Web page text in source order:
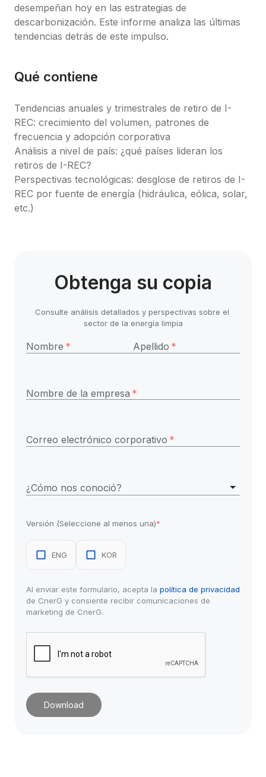
desempeñan hoy en las estrategias de
descarbonización. Este informe analiza las últimas
tendencias detrás de este impulso.
Qué contiene
Tendencias anuales y trimestrales de retiro de I-
REC: crecimiento del volumen, patrones de
frecuencia y adopción corporativa
Análisis a nivel de país: ¿qué países lideran los
retiros de I-REC?
Perspectivas tecnológicas: desglose de retiros de I-
REC por fuente de energía (hidráulica, eólica, solar,
etc.)
Obtenga su copia
Consulte análisis detallados y perspectivas sobre el
sector de la energía limpia
Nombre * Apellido *
Nombre de la empresa *
Correo electrónico corporativo *
¿Cómo nos conoció?
Versión (Seleccione al menos una)*
ENG KOR
Al enviar este formulario, acepta la política de privacidad
de CnerG y consiente recibir comunicaciones de
marketing de CnerG.
Download